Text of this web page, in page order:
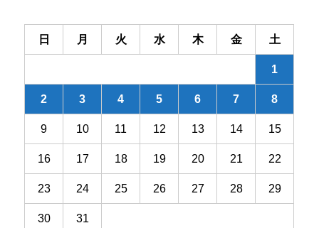
ン日 月 火 水 木 金 土
1
2 3 4 5 6 7 8
9 10 11 12 13 14 15
16 17 18 19 20 21 22
23 24 25 26 27 28 29
30 31